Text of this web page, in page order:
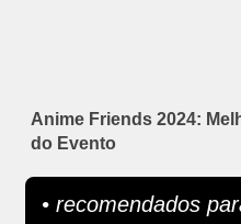
Anime Friends 2024:
do Evento
• recomendados